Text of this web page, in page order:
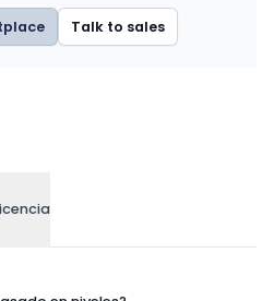
Talk to sales